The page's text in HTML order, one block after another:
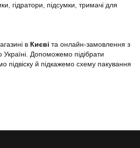
гідратори, підсумки, тримачі для
в Києві та онлайн-замовлення з
Допоможемо підібрати
підвіску й підкажемо схему пакування